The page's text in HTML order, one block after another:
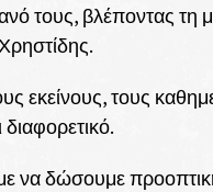
τους, βλέποντας τη
εκείνους, τους
διαφορετικό.
να δώσουμε